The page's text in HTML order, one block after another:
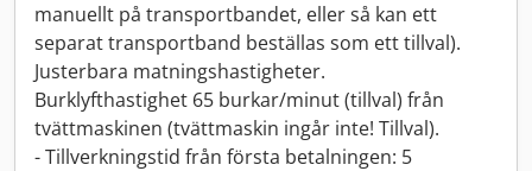
manuellt på transportbandet, eller så kan ett
separat transportband beställas som ett tillval).
Justerbara matningshastigheter.
Burklyfthastighet 65 burkar/minut (tillval) från
tvättmaskinen (tvättmaskin ingår inte! Tillval).
- Tillverkningstid från första betalningen: 5